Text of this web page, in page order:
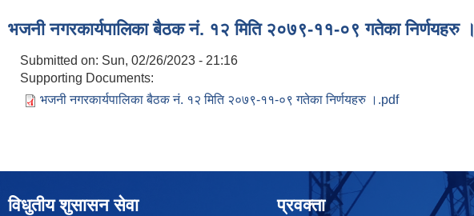
भजनी नगरकार्यपालिका बैठक नं. १२ मिति २०७९-११-०९ गतेका निर्णयहरु ।
Submitted on: Sun, 02/26/2023 - 21:16
Supporting Documents:
भजनी नगरकार्यपालिका बैठक नं. १२ मिति २०७९-११-०९ गतेका निर्णयहरु ।.pdf
विधुतीय शुसासन सेवा प्रवक्ता